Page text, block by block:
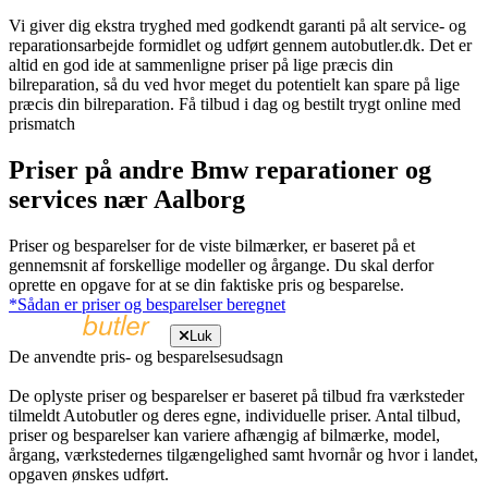
Vi giver dig ekstra tryghed med godkendt garanti på alt service- og
reparationsarbejde formidlet og udført gennem autobutler.dk. Det er
altid en god ide at sammenligne priser på lige præcis din
bilreparation, så du ved hvor meget du potentielt kan spare på lige
præcis din bilreparation. Få tilbud i dag og bestilt trygt online med
prismatch
Priser på andre Bmw reparationer og
services nær Aalborg
Priser og besparelser for de viste bilmærker, er baseret på et
gennemsnit af forskellige modeller og årgange. Du skal derfor
oprette en opgave for at se din faktiske pris og besparelse.
*Sådan er priser og besparelser beregnet
Luk
De anvendte pris- og besparelsesudsagn
De oplyste priser og besparelser er baseret på tilbud fra værksteder
tilmeldt Autobutler og deres egne, individuelle priser. Antal tilbud,
priser og besparelser kan variere afhængig af bilmærke, model,
årgang, værkstedernes tilgængelighed samt hvornår og hvor i landet,
opgaven ønskes udført.